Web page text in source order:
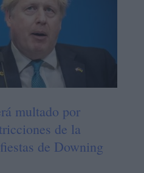
multado por
de la
de Downing